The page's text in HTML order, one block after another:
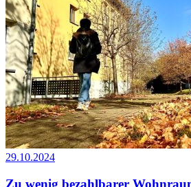
29.10.2024
Zu wenig bezahlbarer